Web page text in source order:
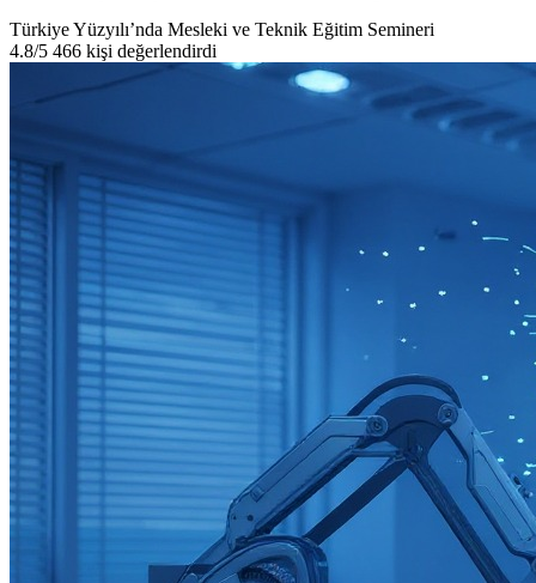
Türkiye Yüzyılı’nda Mesleki ve Teknik Eğitim Semineri
4.8/5 466 kişi değerlendirdi